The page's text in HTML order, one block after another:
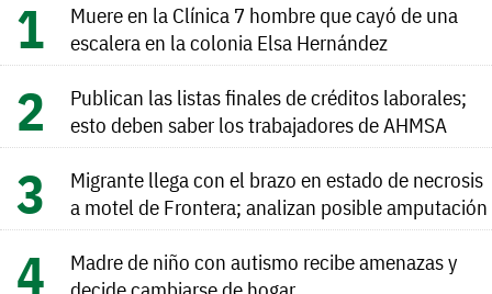
Muere en la Clínica 7 hombre que cayó de una
escalera en la colonia Elsa Hernández
Publican las listas finales de créditos laborales;
esto deben saber los trabajadores de AHMSA
Migrante llega con el brazo en estado de necrosis
a motel de Frontera; analizan posible amputación
Madre de niño con autismo recibe amenazas y